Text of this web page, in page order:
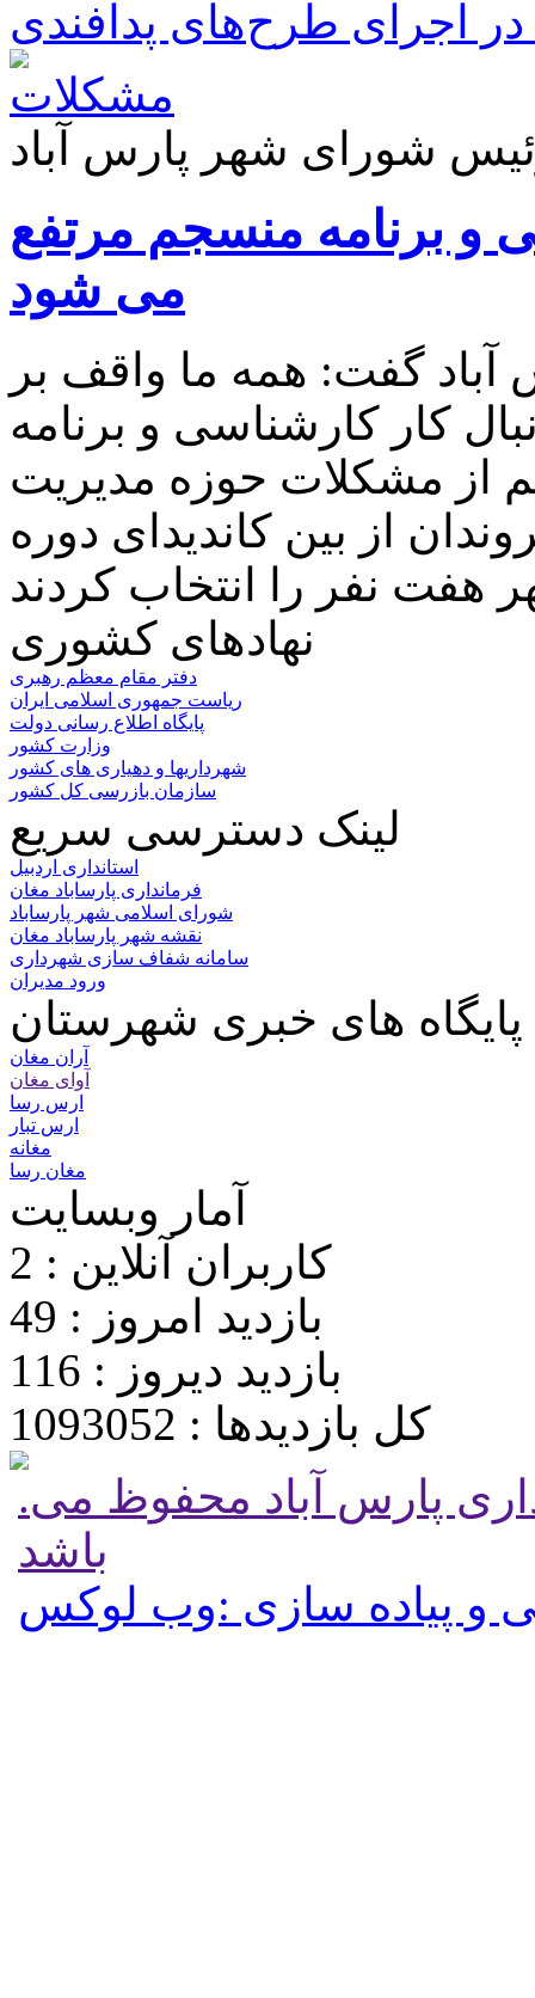
اجرای طرح‌های پدافندی
و برنامه منسجم مرتفع
می شود
گفت: همه ما واقف بر
کار کارشناسی و برنامه
از مشکلات حوزه مدیریت
از بین کاندیدای دوره
نهادهای کشوری
دفتر مقام معظم رهبری
ریاست جمهوری اسلامی ایران
پایگاه اطلاع رسانی دولت
وزارت کشور
شهرداریها و دهیاری های کشور
سازمان بازرسی کل کشور
لینک دسترسی سریع
استانداری اردبیل
فرمانداری پارساباد مغان
شورای اسلامی شهر پارساباد
نقشه شهر پارساباد مغان
سامانه شفاف سازی شهرداری
ورود مدیران
پایگاه های خبری شهرستان
آران مغان
آوای مغان
ارس رسا
ارس تبار
مغانه
مغان رسا
آمار وبسایت
کاربران آنلاین : 2
بازدید امروز : 49
بازدید دیروز : 116
کل بازدیدها : 1093052
.تمامی حقوق برای پایگاه شهرداری پارس آباد محفوظ می
باشد
و پیاده سازی :وب لوکس